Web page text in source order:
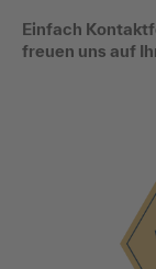
Einfach
freuen uns auf